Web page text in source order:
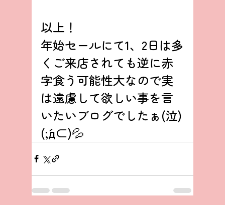
以上！
年始セールにて1、2日は多
くご来店されても逆に赤
字食う可能性大なので実
は遠慮して欲しい事を言
いたいブログでしたぁ(泣)
(;´д⊂)💦